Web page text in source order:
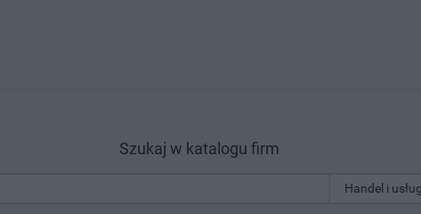
Szukaj w katalogu firm